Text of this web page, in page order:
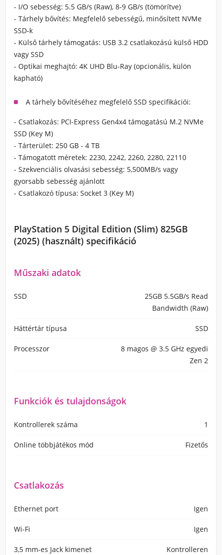
- I/O sebesség: 5.5 GB/s (Raw), 8-9 GB/s (tömörítve)
- Tárhely bővítés: Megfelelő sebességű, minősített NVMe
SSD-k
- Külső tárhely támogatás: USB 3.2 csatlakozású külső HDD
vagy SSD
- Optikai meghajtó: 4K UHD Blu-Ray (opcionális, külön
kapható)
A tárhely bővítéséhez megfelelő SSD specifikációi:
- Csatlakozás: PCI-Express Gen4x4 támogatású M.2 NVMe
SSD (Key M)
- Tárterület: 250 GB - 4 TB
- Támogatott méretek: 2230, 2242, 2260, 2280, 22110
- Szekvenciális olvasási sebesség: 5,500MB/s vagy
gyorsabb sebesség ajánlott
- Csatlakozó típusa: Socket 3 (Key M)
PlayStation 5 Digital Edition (Slim) 825GB
(2025) (használt) specifikáció
Műszaki adatok
SSD
25GB 5.5GB/s Read
Bandwidth (Raw)
Háttértár típusa SSD
Processzor
8 magos @ 3.5 GHz egyedi
Zen 2
Funkciók és tulajdonságok
Kontrollerek száma 1
Online többjátékos mód Fizetős
Csatlakozás
Ethernet port Igen
Wi-Fi Igen
3,5 mm-es Jack kimenet Kontrolleren